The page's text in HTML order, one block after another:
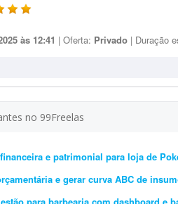
às 12:41 | Oferta: Privado | Duração
no 99Freelas
e patrimonial para loja de
e gerar curva ABC de